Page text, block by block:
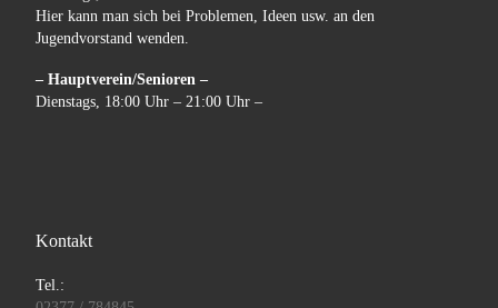
Hier kann man sich bei Problemen, Ideen usw. an den
Jugendvorstand wenden.
– Hauptverein/Senioren –
Dienstags, 18:00 Uhr – 21:00 Uhr –
Kontakt
Tel.: